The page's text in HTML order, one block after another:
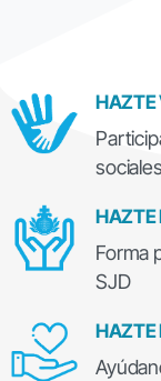
HAZTE
sociales
HAZTE
Forma
SJD
HAZTE